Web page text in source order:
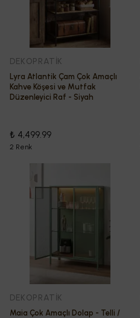
DEKOPRATİK
Lyra Atlantik Çam Çok Amaçlı
Kahve Köşesi ve Mutfak
Düzenleyici Raf - Siyah
₺ 4,499.99
2 Renk
DEKOPRATİK
Maia Çok Amaçlı Dolap - Telli /